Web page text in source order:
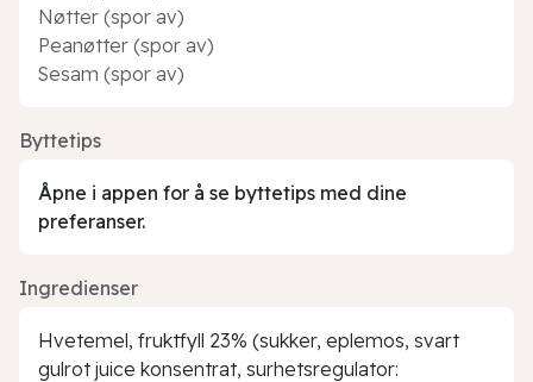
Nøtter (spor av)
Peanøtter (spor av)
Sesam (spor av)
Byttetips
Åpne i appen for å se byttetips med dine
preferanser.
Ingredienser
Hvetemel, fruktfyll 23% (sukker, eplemos, svart
gulrot juice konsentrat, surhetsregulator: